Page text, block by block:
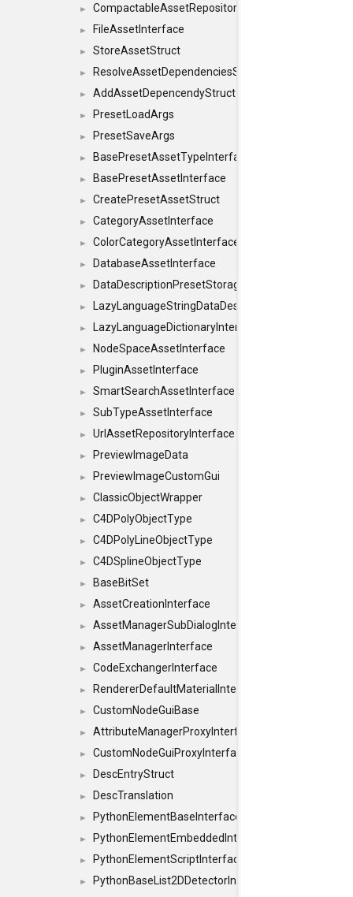
► CompactableAssetRepositoryInterface
► FileAssetInterface
► StoreAssetStruct
► ResolveAssetDependenciesStruct
► AddAssetDepencendyStruct
► PresetLoadArgs
► PresetSaveArgs
► BasePresetAssetTypeInterface
► BasePresetAssetInterface
► CreatePresetAssetStruct
► CategoryAssetInterface
► ColorCategoryAssetInterface
► DatabaseAssetInterface
► DataDescriptionPresetStorageInterface
►
► LazyLanguageDictionaryInterface
► NodeSpaceAssetInterface
► PluginAssetInterface
► SmartSearchAssetInterface
► SubTypeAssetInterface
► UrlAssetRepositoryInterface
► PreviewImageData
► PreviewImageCustomGui
► ClassicObjectWrapper
► C4DPolyObjectType
► C4DPolyLineObjectType
► C4DSplineObjectType
► BaseBitSet
► AssetCreationInterface
► AssetManagerSubDialogInterface
► AssetManagerInterface
► CodeExchangerInterface
► RendererDefaultMaterialInterface
► CustomNodeGuiBase
► AttributeManagerProxyInterface
► CustomNodeGuiProxyInterface
► DescEntryStruct
► DescTranslation
► PythonElementBaseInterface
► PythonElementEmbeddedInterface
► PythonElementScriptInterface
►
PythonBaseList2DDetectorInterface